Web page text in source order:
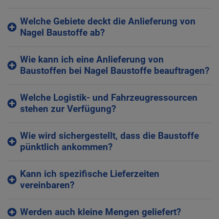
Welche Gebiete deckt die Anlieferung von
Nagel Baustoffe ab?
Wie kann ich eine Anlieferung von
Baustoffen bei Nagel Baustoffe beauftragen?
Welche Logistik- und Fahrzeugressourcen
stehen zur Verfügung?
Wie wird sichergestellt, dass die Baustoffe
pünktlich ankommen?
Kann ich spezifische Lieferzeiten
vereinbaren?
Werden auch kleine Mengen geliefert?